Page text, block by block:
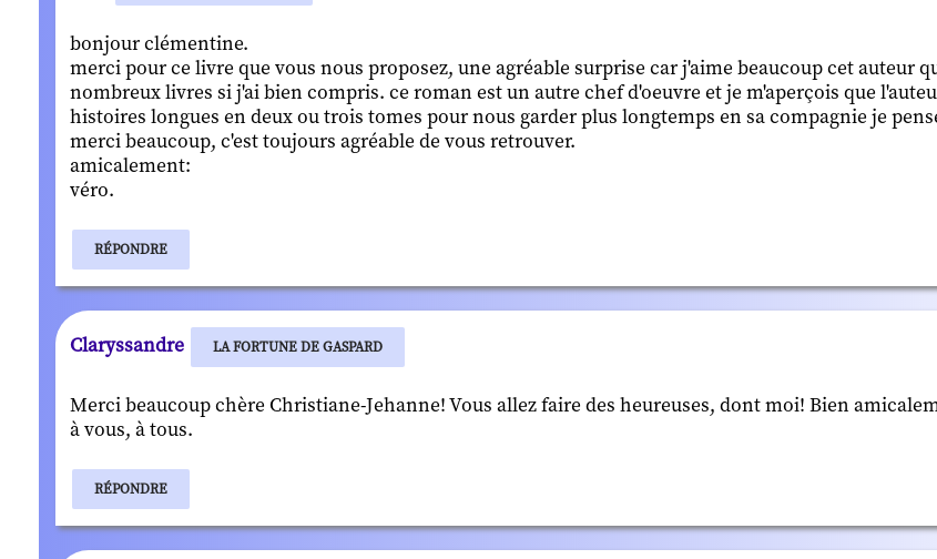
bonjour clémentine.
merci pour ce livre que vous nous proposez, une agréable surprise car j'aime beaucoup cet auteur
nombreux livres si j'ai bien compris. ce roman est un autre chef d'oeuvre et je m'aperçois que
histoires longues en deux ou trois tomes pour nous garder plus longtemps en sa compagnie je
merci beaucoup, c'est toujours agréable de vous retrouver.
amicalement:
véro.
RÉPONDRE
Claryssandre LA FORTUNE DE GASPARD
Merci beaucoup chère Christiane-Jehanne! Vous allez faire des heureuses, dont moi! Bien
à vous, à tous.
RÉPONDRE